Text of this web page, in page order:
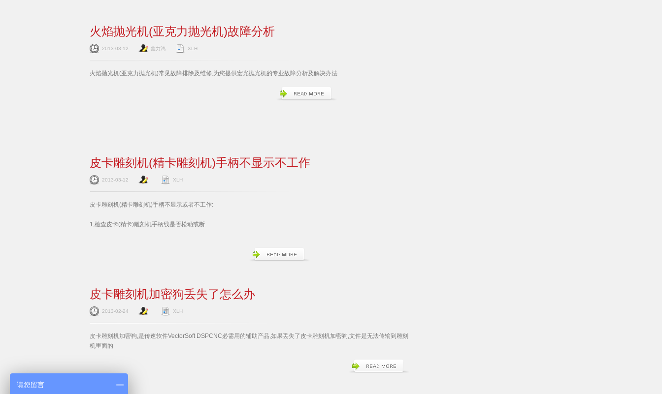
火焰抛光机(亚克力抛光机)故障分析
2013-03-12 鑫力鸿 XLH
火焰抛光机(亚克力抛光机)常见故障排除及维修,为您提供宏光抛光机的专业故障分析及解决办法
皮卡雕刻机(精卡雕刻机)手柄不显示不工作
2013-03-12 XLH
皮卡雕刻机(精卡雕刻机)手柄不显示或者不工作:
1,检查皮卡(精卡)雕刻机手柄线是否松动或断.
皮卡雕刻机加密狗丢失了怎么办
2013-02-24 XLH
皮卡雕刻机加密狗,是传速软件VectorSoft DSPCNC必需用的辅助产品,如果丢失了皮卡雕刻机加密狗,文件是无法传输到雕刻
机里面的
请您留言